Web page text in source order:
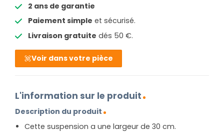
2 ans de garantie
Paiement simple et sécurisé.
Livraison gratuite dés 50 €.
Voir dans votre pièce
L'information sur le produit
Description du produit
Cette suspension a une largeur de 30 cm.